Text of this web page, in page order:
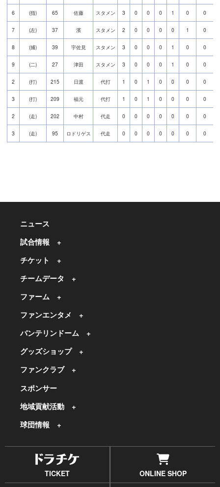
6 (指) 65 佐藤 スタメン 3 0 0 0 1 0 0
7 (左) 37 濱 スタメン 2 0 0 0 0 1 0
8 (捕) 39 宇佐見 スタメン 3 0 0 0 1 0 0
9 (二) 27 津田 スタメン 3 0 0 0 1 0 0
2 (打) 215 日渡 代打 1 0 1 0 0 0 0
3 (打) 209 福元 代打 1 0 1 0 0 0 0
2 (走) 202 中村 代走 0 0 0 0 0 0 0
3 (走) 95 ロドリゲス 代走 0 0 0 0 0 0 0
ニュース
試合情報
チケット
チームデータ
ファーム
ファンエンタメ
バンテリンドーム
グッズショップ
ファンクラブ
スポンサー
地域貢献活動
球団情報
TICKET ONLINE SHOP